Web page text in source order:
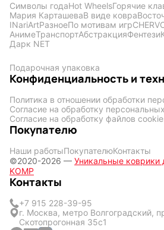
Символы годаHot WheelsГорячие
Мария КарташеваВ виде ковра
INariArtРазноеПо мотивам игр
АнимеТранспортАбстракцияФентези
Дарк NET
Подарочная упаковка
Конфиденциальность и
Политика в отношении обработки
Согласие на обработку
Согласие на обработку файлов
Покупателю
Наши работыПокупателюКонтакты
©2020-2026 — Уникальные
KOMP
Контакты
+7 915 228-39-95
г. Москва, метро Волгоградский,
Скотопрогонная 35с1